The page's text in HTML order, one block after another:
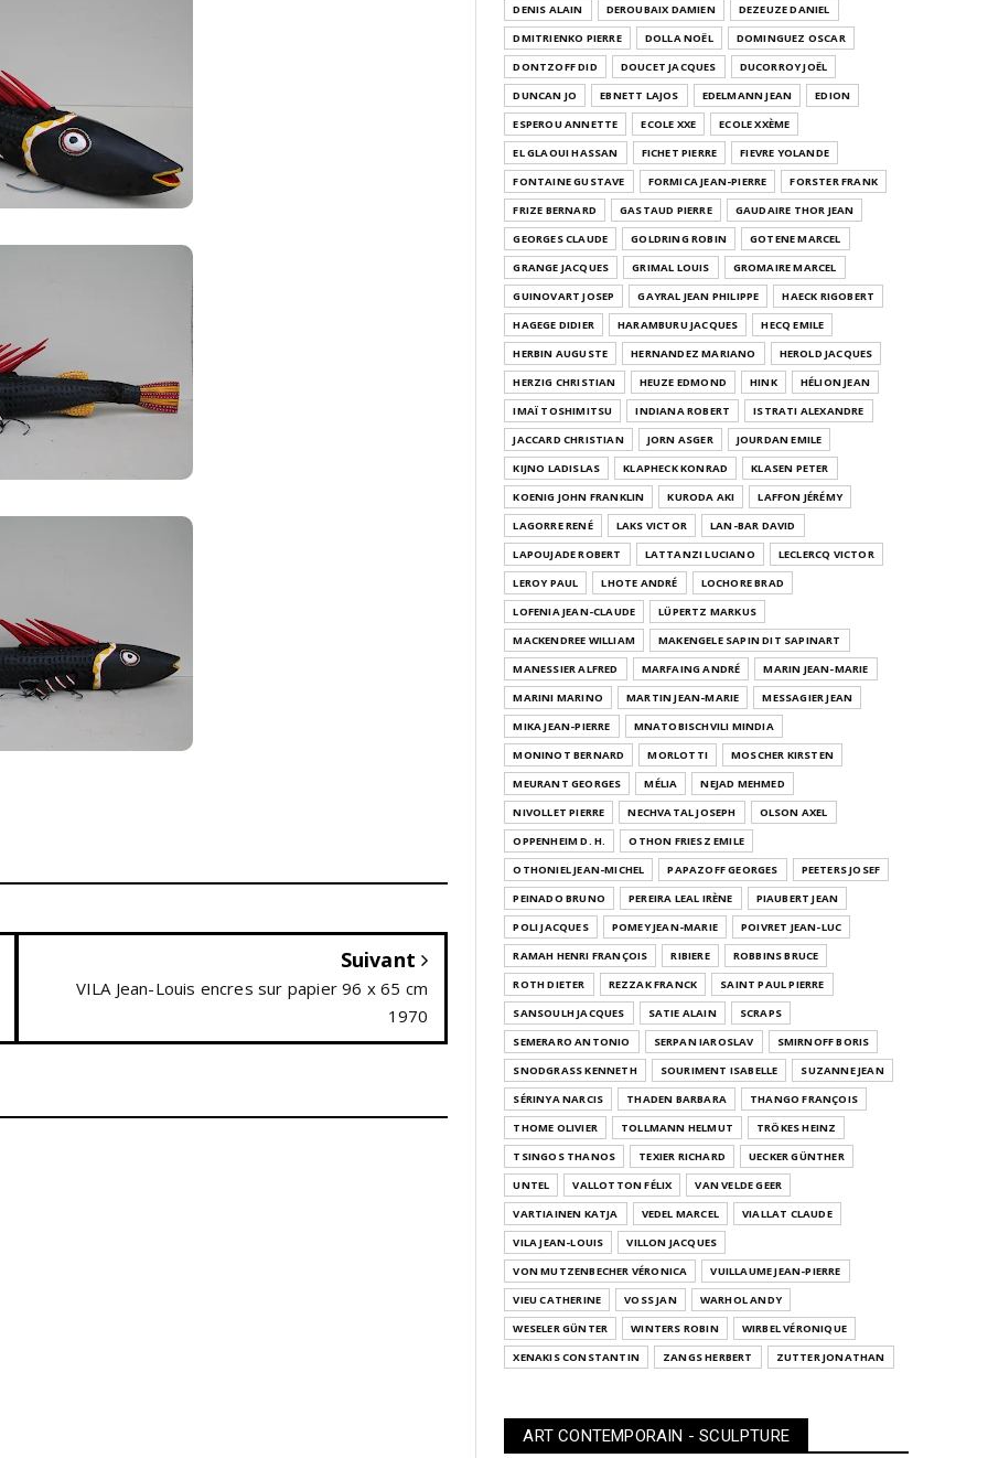
Suivant
VILA Jean-Louis encres sur papier 96 x 65 cm
1970
DENIS ALAIN
DEROUBAIX DAMIEN
DEZEUZE DANIEL
DMITRIENKO PIERRE
DOLLA NOËL
DOMINGUEZ OSCAR
DONTZOFF DID
DOUCET JACQUES
DUCORROY JOËL
DUNCAN JO
EBNETT LAJOS EDELMANN JEAN
EDION
ESPEROU ANNETTE
ECOLE XXE
ECOLE XXÈME
EL GLAOUI HASSAN
FICHET PIERRE
FIEVRE YOLANDE
FONTAINE GUSTAVE
FORMICA JEAN-PIERRE
FORSTER FRANK
FRIZE BERNARD
GASTAUD PIERRE
GAUDAIRE THOR JEAN
GEORGES CLAUDE
GOLDRING ROBIN
GOTENE MARCEL
GRANGE JACQUES
GRIMAL LOUIS
GROMAIRE MARCEL
GUINOVART JOSEP
GAYRAL JEAN PHILIPPE
HAECK RIGOBERT
HAGEGE DIDIER
HARAMBURU JACQUES
HECQ EMILE
HERBIN AUGUSTE
HERNANDEZ MARIANO
HEROLD JACQUES
HERZIG CHRISTIAN
HEUZE EDMOND HINK
HÉLION JEAN
IMAÏ TOSHIMITSU
INDIANA ROBERT
ISTRATI ALEXANDRE
JACCARD CHRISTIAN
JORN ASGER
JOURDAN EMILE
KIJNO LADISLAS
KLAPHECK KONRAD
KLASEN PETER
KOENIG JOHN FRANKLIN
KURODA AKI
LAFFON JÉRÉMY
LAGORRE RENÉ
LAKS VICTOR
LAN-BAR DAVID
LAPOUJADE ROBERT
LATTANZI LUCIANO
LECLERCQ VICTOR
LEROY PAUL
LHOTE ANDRÉ
LOCHORE BRAD
LOFENIA JEAN-CLAUDE
LÜPERTZ MARKUS
MACKENDREE WILLIAM
MAKENGELE SAPIN DIT SAPINART
MANESSIER ALFRED
MARFAING ANDRÉ
MARIN JEAN-MARIE
MARINI MARINO
MARTIN JEAN-MARIE
MESSAGIER JEAN
MIKA JEAN-PIERRE
MNATOBISCHVILI MINDIA
MONINOT BERNARD
MORLOTTI
MOSCHER KIRSTEN
MEURANT GEORGES
MÉLIA
NEJAD MEHMED
NIVOLLET PIERRE
NECHVATAL JOSEPH
OLSON AXEL
OPPENHEIM D. H.
OTHON FRIESZ EMILE
OTHONIEL JEAN-MICHEL
PAPAZOFF GEORGES
PEETERS JOSEF
PEINADO BRUNO
PEREIRA LEAL IRÈNE
PIAUBERT JEAN
POLI JACQUES
POMEY JEAN-MARIE
POIVRET JEAN-LUC
RAMAH HENRI FRANÇOIS
RIBIERE
ROBBINS BRUCE
ROTH DIETER
REZZAK FRANCK
SAINT PAUL PIERRE
SANSOULH JACQUES
SATIE ALAIN
SCRAPS
SEMERARO ANTONIO
SERPAN IAROSLAV
SMIRNOFF BORIS
SNODGRASS KENNETH
SOURIMENT ISABELLE
SUZANNE JEAN
SÉRINYA NARCIS
THADEN BARBARA
THANGO FRANÇOIS
THOME OLIVIER
TOLLMANN HELMUT
TRÖKES HEINZ
TSINGOS THANOS
TEXIER RICHARD
UECKER GÜNTHER
UNTEL
VALLOTTON FÉLIX
VAN VELDE GEER
VARTIAINEN KATJA
VEDEL MARCEL
VIALLAT CLAUDE
VILA JEAN-LOUIS
VILLON JACQUES
VON MUTZENBECHER VÉRONICA
VUILLAUME JEAN-PIERRE
VIEU CATHERINE
VOSS JAN
WARHOL ANDY
WESELER GÜNTER
WINTERS ROBIN
WIRBEL VÉRONIQUE
XENAKIS CONSTANTIN
ZANGS HERBERT ZUTTER JONATHAN
ART CONTEMPORAIN - SCULPTURE